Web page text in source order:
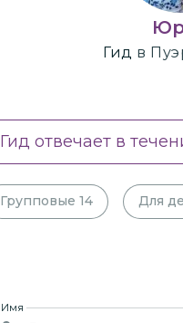
Гид в
Гид отвечает в
Групповые 14 Для
Имя